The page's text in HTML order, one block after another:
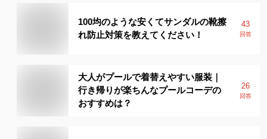
100均のような安くてサンダルの靴擦
れ防止対策を教えてください！
43
回答
大人がプールで着替えやすい服装｜
行き帰りが楽ちんなプールコーデの
おすすめは？
26
回答